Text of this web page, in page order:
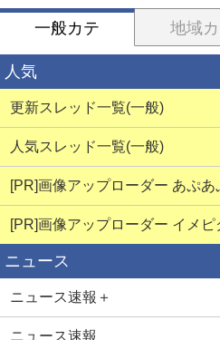
一般カテ 地域
人気
更新スレッド一覧(一般)
人気スレッド一覧(一般)
[PR]画像アップローダー あぷあ
[PR]画像アップローダー イメピ
ニュース
ニュース速報＋
ニュース速報